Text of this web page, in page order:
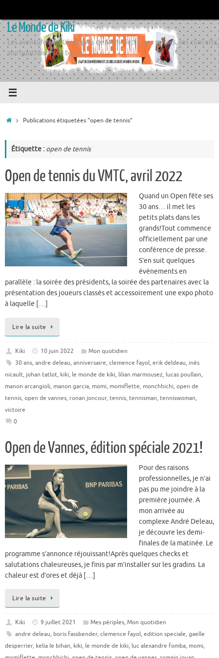
contenu
Le Monde de Kiki
Les aventures de Kiki auprès de Momiflette, ses sorties, ses concerts,
son quotidien, son boulot
AccueilPublications étiquetées "open de tennis"
Étiquette : open de tennis
Open de tennis du VMTC, avril 2022
Quand un Open fête ses
30 ans… il met les
petits plats dans les
grands!Tout commence
officiellement par une
conférence de presse.
S’en suit quelques
évènements en
parallèle : la soirée des présidents, la soirée des partenaires avec la
présentation des joueurs classés et accessoirement une expo photo
à laquelle […]
Lire la suite
Kiki 10 juin 2022
Mon quotidien
30 ans, andre deleau, anniversaire, clemence fayol, erik deldeau, inès
nicault, johan tatlot, kiki, le monde de kiki, lilian marmousez, lucas poullain,
manon arcangioli, manon garcia, momi, momiflette, monchhichi, open de
tennis, open de vannes, ronan joncour, tennis, tennisman, tenniswoman,
victoire
0
Open de Vannes, édition spéciale 2021!
Pour des raisons
professionnelles, je n’ai
pas pu me joindre à la
première journée. A
mon arrivée au
complexe André Deleau,
je découvre les demi-
finales de la matinée. Le
programme s’annonce réjouissant!Après quelques checks et
salutations chaleureuses, je finis par m’installer sur les gradins. La
chaleur est d’ores et déjà […]
Lire la suite
Kiki 9 juillet 2021 Mes périples, Mon quotidien
andre deleau, boris fassbender, clemence fayol, edition speciale, gaelle
desperrier, kelia le bihan, kiki, le monde de kiki, luc alexandre fomba, momi,